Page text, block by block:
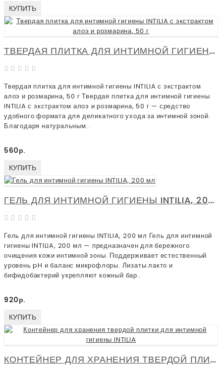
КУПИТЬ
ТВЕРДАЯ ПЛИТКА ДЛЯ ИНТИМНОЙ ГИГИЕНЫ INTILIA С ЭКСТРАКТОМ АЛОЭ И РОЗМАРИНА, 50 Г
Твердая плитка для интимной гигиены INTILIA с экстрактом
алоэ и розмарина, 50 г Твердая плитка для интимной гигиены
INTILIA с экстрактом алоэ и розмарина, 50 г — средство
удобного формата для деликатного ухода за интимной зоной.
Благодаря натуральным..
560р.
КУПИТЬ
ГЕЛЬ ДЛЯ ИНТИМНОЙ ГИГИЕНЫ INTILIA, 200 МЛ
Гель для интимной гигиены INTILIA, 200 мл Гель для интимной
гигиены INTILIA, 200 мл — предназначен для бережного
очищения кожи интимной зоны. Поддерживает естественный
уровень pH и баланс микрофлоры. Лизаты лакто и
бифидобактерий укрепляют кожный бар..
920р.
КУПИТЬ
КОНТЕЙНЕР ДЛЯ ХРАНЕНИЯ ТВЕРДОЙ ПЛИТКИ ДЛЯ ИНТИМНОЙ ГИГИЕНЫ INTILIA